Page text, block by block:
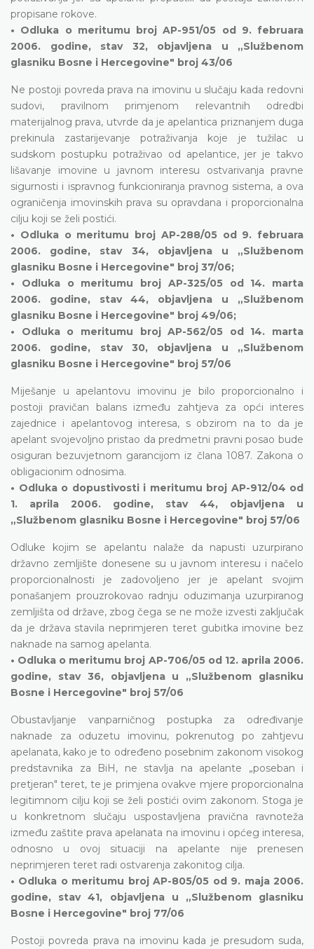
propisane rokove.
• Odluka o meritumu broj AP-951/05 od 9. februara
2006. godine, stav 32, objavljena u „Službenom
glasniku Bosne i Hercegovine" broj 43/06
Ne postoji povreda prava na imovinu u slučaju kada redovni
sudovi, pravilnom primjenom relevantnih odredbi
materijalnog prava, utvrde da je apelantica priznanjem duga
prekinula zastarijevanje potraživanja koje je tužilac u
sudskom postupku potraživao od apelantice, jer je takvo
lišavanje imovine u javnom interesu ostvarivanja pravne
sigurnosti i ispravnog funkcioniranja pravnog sistema, a ova
ograničenja imovinskih prava su opravdana i proporcionalna
cilju koji se želi postići.
• Odluka o meritumu broj AP-288/05 od 9. februara
2006. godine, stav 34, objavljena u „Službenom
glasniku Bosne i Hercegovine" broj 37/06;
• Odluka o meritumu broj AP-325/05 od 14. marta
2006. godine, stav 44, objavljena u „Službenom
glasniku Bosne i Hercegovine" broj 49/06;
• Odluka o meritumu broj AP-562/05 od 14. marta
2006. godine, stav 30, objavljena u „Službenom
glasniku Bosne i Hercegovine" broj 57/06
Miješanje u apelantovu imovinu je bilo proporcionalno i
postoji pravičan balans između zahtjeva za opći interes
zajednice i apelantovog interesa, s obzirom na to da je
apelant svojevoljno pristao da predmetni pravni posao bude
osiguran bezuvjetnom garancijom iz člana 1087. Zakona o
obligacionim odnosima.
• Odluka o dopustivosti i meritumu broj AP-912/04 od
1. aprila 2006. godine, stav 44, objavljena u
„Službenom glasniku Bosne i Hercegovine" broj 57/06
Odluke kojim se apelantu nalaže da napusti uzurpirano
državno zemljište donesene su u javnom interesu i načelo
proporcionalnosti je zadovoljeno jer je apelant svojim
ponašanjem prouzrokovao radnju oduzimanja uzurpiranog
zemljišta od države, zbog čega se ne može izvesti zaključak
da je država stavila neprimjeren teret gubitka imovine bez
naknade na samog apelanta.
• Odluka o meritumu broj AP-706/05 od 12. aprila 2006.
godine, stav 36, objavljena u „Službenom glasniku
Bosne i Hercegovine" broj 57/06
Obustavljanje vanparničnog postupka za određivanje
naknade za oduzetu imovinu, pokrenutog po zahtjevu
apelanata, kako je to određeno posebnim zakonom visokog
predstavnika za BiH, ne stavlja na apelante „poseban i
pretjeran" teret, te je primjena ovakve mjere proporcionalna
legitimnom cilju koji se želi postići ovim zakonom. Stoga je
u konkretnom slučaju uspostavljena pravična ravnoteža
između zaštite prava apelanata na imovinu i općeg interesa,
odnosno u ovoj situaciji na apelante nije prenesen
neprimjeren teret radi ostvarenja zakonitog cilja.
• Odluka o meritumu broj AP-805/05 od 9. maja 2006.
godine, stav 41, objavljena u „Službenom glasniku
Bosne i Hercegovine" broj 77/06
Postoji povreda prava na imovinu kada je presudom suda,